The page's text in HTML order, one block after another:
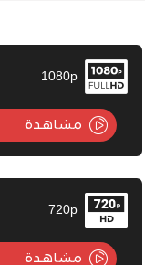
1080p
مشاهدة
720p
مشاهدة